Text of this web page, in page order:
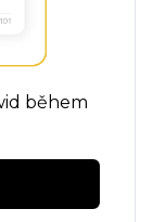
během